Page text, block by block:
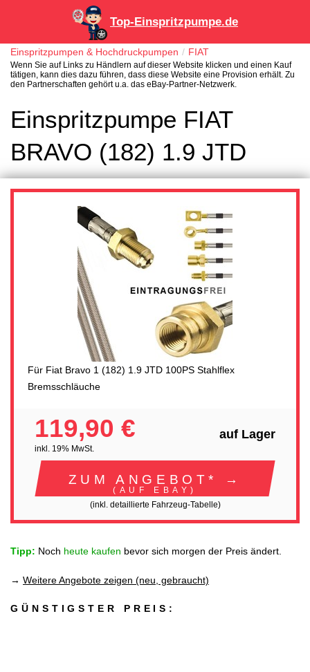
Top-Einspritzpumpe.de
Einspritzpumpen & Hochdruckpumpen FIAT
Wenn Sie auf Links zu Händlern auf dieser Website klicken und einen Kauf
tätigen, kann dies dazu führen, dass diese Website eine Provision erhält. Zu
den Partnerschaften gehört u.a. das eBay-Partner-Netzwerk.
Einspritzpumpe FIAT
BRAVO (182) 1.9 JTD
Für Fiat Bravo 1 (182) 1.9 JTD 100PS Stahlflex
Bremsschläuche
119,90 €
inkl. 19% MwSt.
auf Lager
ZUM ANGEBOT* →
(AUF EBAY)
(inkl. detaillierte Fahrzeug-Tabelle)
Tipp: Noch heute kaufen bevor sich morgen der Preis ändert.
→ Weitere Angebote zeigen (neu, gebraucht)
GÜNSTIGSTER PREIS: